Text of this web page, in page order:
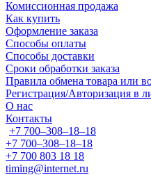
Комиссионная продажа
Как купить
Оформление заказа
Способы оплаты
Способы доставки
Сроки обработки заказа
Правила обмена товара или
Регистрация/Авторизация в
О нас
Контакты
+7 700‒308‒18‒18
+7 700‒308‒18‒18
+7 700 803 18 18
timing@internet.ru